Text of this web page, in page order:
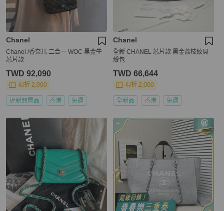
Chanel
Chanel /香奈儿 二合一 WOC 黑金牛
芯片款
TWD 92,090
現折 2,000
近新閒置品 香港 免運
Chanel
全新 CHANEL 芯片款 黑金荔枝紋貝
殼包
TWD 66,644
現折 2,000
全新品 香港 免運